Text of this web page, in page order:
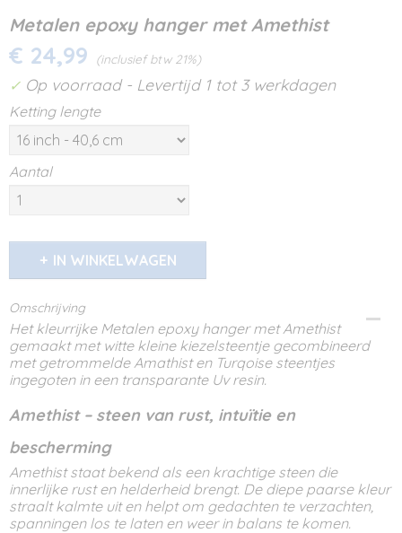
Metalen epoxy hanger met Amethist
€ 24,99 (inclusief btw 21%)
✓ Op voorraad - Levertijd 1 tot 3 werkdagen
Ketting lengte
Aantal
IN WINKELWAGEN
Omschrijving
Het kleurrijke Metalen epoxy hanger met Amethist
gemaakt met witte kleine kiezelsteentje gecombineerd
met getrommelde Amathist en Turqoise steentjes
ingegoten in een transparante Uv resin.
Amethist – steen van rust, intuïtie en
bescherming
Amethist staat bekend als een krachtige steen die
innerlijke rust en helderheid brengt. De diepe paarse kleur
straalt kalmte uit en helpt om gedachten te verzachten,
spanningen los te laten en weer in balans te komen.